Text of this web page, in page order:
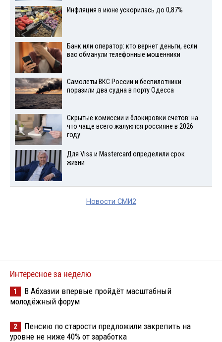
Инфляция в июне ускорилась до 0,87%
Банк или оператор: кто вернет деньги, если
вас обманули телефонные мошенники
Самолеты ВКС России и беспилотники
поразили два судна в порту Одесса
Скрытые комиссии и блокировки счетов: на
что чаще всего жалуются россияне в 2026
году
Для Visа и Mastercard определили срок
жизни
Новости СМИ2
Интересное за неделю
1
В Абхазии впервые пройдёт масштабный
молодёжный форум
2
Пенсию по старости предложили закрепить на
уровне не ниже 40% от заработка